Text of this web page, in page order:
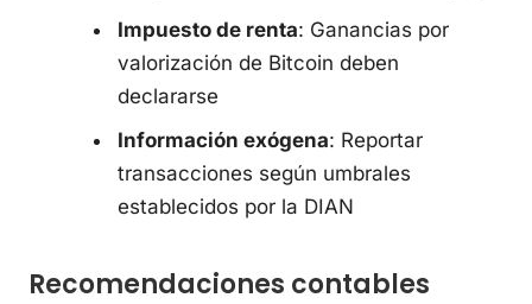
Impuesto de renta: Ganancias por
valorización de Bitcoin deben
declararse
Información exógena: Reportar
transacciones según umbrales
establecidos por la DIAN
Recomendaciones contables